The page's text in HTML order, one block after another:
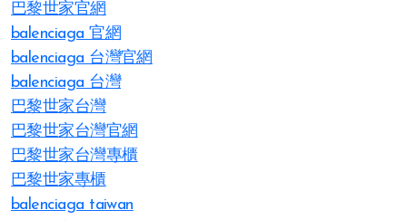
巴黎世家官網
balenciaga 官網
balenciaga 台灣官網
balenciaga 台灣
巴黎世家台灣
巴黎世家台灣官網
巴黎世家台灣專櫃
巴黎世家專櫃
balenciaga taiwan